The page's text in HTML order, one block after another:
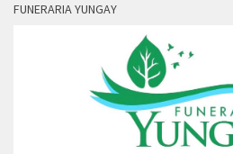
FUNERARIA YUNGAY